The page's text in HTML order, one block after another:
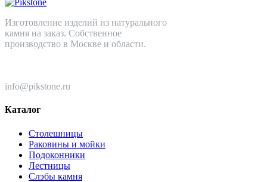
Изготовление изделий из натурального
камня на заказ. Собственное
производство в Москве и области.
info@pikstone.ru
Каталог
Столешницы
Раковины и мойки
Подоконники
Лестницы
Слэбы камня